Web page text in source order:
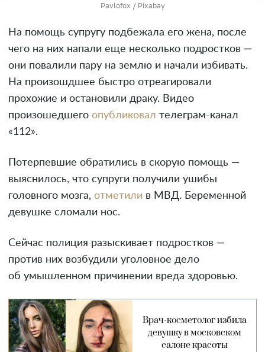
Pavlofox / Pixabay
На помощь супругу подбежала его жена, после
чего на них напали еще несколько подростков —
они повалили пару на землю и начали избивать.
На произошдшее быстро отреагировали
прохожие и остановили драку. Видео
произошедшего опубликовал телеграм-канал
«112».
Потерпевшие обратились в скорую помощь —
выяснилось, что супруги получили ушибы
головного мозга, отметили в МВД. Беременной
девушке сломали нос.
Сейчас полиция разыскивает подростков —
против них возбудили уголовное дело
об умышленном причинении вреда здоровью.
Врач-косметолог избила
девушку в московском
салоне красоты